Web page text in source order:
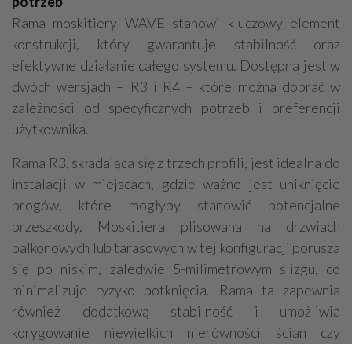
Rama moskitiery WAVE stanowi kluczowy element
konstrukcji, który gwarantuje stabilność oraz
efektywne działanie całego systemu. Dostępna jest w
dwóch wersjach – R3 i R4 – które można dobrać w
zależności od specyficznych potrzeb i preferencji
użytkownika.
Rama R3, składająca się z trzech profili, jest idealna do
instalacji w miejscach, gdzie ważne jest uniknięcie
progów, które mogłyby stanowić potencjalne
przeszkody. Moskitiera plisowana na drzwiach
balkonowych lub tarasowych w tej konfiguracji porusza
się po niskim, zaledwie 5-milimetrowym ślizgu, co
minimalizuje ryzyko potknięcia. Rama ta zapewnia
również dodatkową stabilność i umożliwia
korygowanie niewielkich nierówności ścian czy